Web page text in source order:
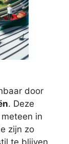
door
. Deze
in
zijn zo